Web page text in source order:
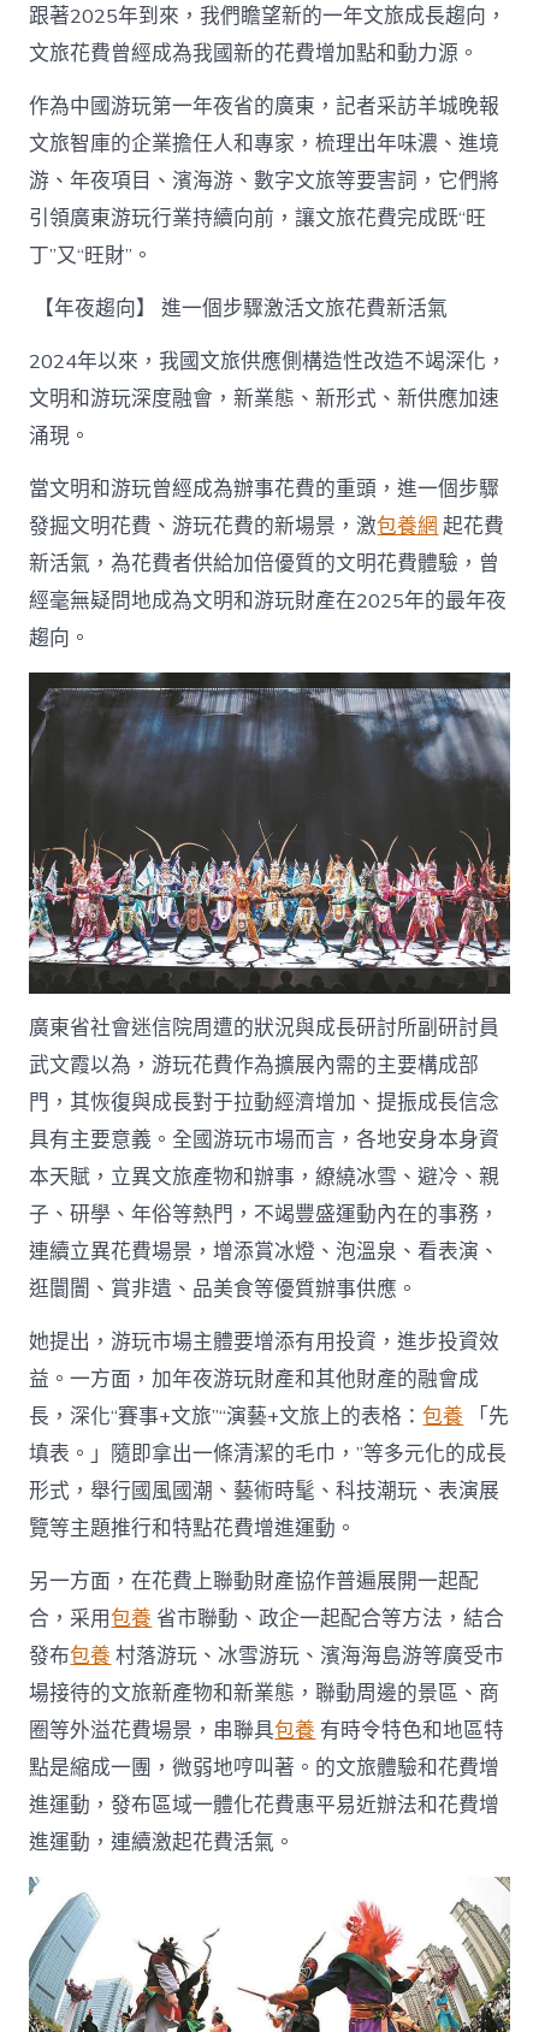
向
前
向
新〉
中
跟著2025年到來，我們瞻望新的一年文旅成長趨向，
文旅花費曾經成為我國新的花費增加點和動力源。
作為中國游玩第一年夜省的廣東，記者采訪羊城晚報
文旅智庫的企業擔任人和專家，梳理出年味濃、進境
游、年夜項目、濱海游、數字文旅等要害詞，它們將
引領廣東游玩行業持續向前，讓文旅花費完成既“旺
丁”又“旺財”。
【年夜趨向】 進一個步驟激活文旅花費新活氣
2024年以來，我國文旅供應側構造性改造不竭深化，
文明和游玩深度融會，新業態、新形式、新供應加速
涌現。
當文明和游玩曾經成為辦事花費的重頭，進一個步驟
發掘文明花費、游玩花費的新場景，激包養網 起花費
新活氣，為花費者供給加倍優質的文明花費體驗，曾
經毫無疑問地成為文明和游玩財產在2025年的最年夜
趨向。
廣東省社會迷信院周遭的狀況與成長研討所副研討員
武文霞以為，游玩花費作為擴展內需的主要構成部
門，其恢復與成長對于拉動經濟增加、提振成長信念
具有主要意義。全國游玩市場而言，各地安身本身資
本天賦，立異文旅產物和辦事，繚繞冰雪、避冷、親
子、研學、年俗等熱門，不竭豐盛運動內在的事務，
連續立異花費場景，增添賞冰燈、泡溫泉、看表演、
逛闤闠、賞非遺、品美食等優質辦事供應。
她提出，游玩市場主體要增添有用投資，進步投資效
益。一方面，加年夜游玩財產和其他財產的融會成
長，深化“賽事+文旅”“演藝+文旅上的表格：包養 「先
填表。」隨即拿出一條清潔的毛巾，”等多元化的成長
形式，舉行國風國潮、藝術時髦、科技潮玩、表演展
覽等主題推行和特點花費增進運動。
另一方面，在花費上聯動財產協作普遍展開一起配
合，采用包養 省市聯動、政企一起配合等方法，結合
發布包養 村落游玩、冰雪游玩、濱海海島游等廣受市
場接待的文旅新產物和新業態，聯動周邊的景區、商
圈等外溢花費場景，串聯具包養 有時令特色和地區特
點是縮成一團，微弱地哼叫著。的文旅體驗和花費增
進運動，發布區域一體化花費惠平易近辦法和花費增
進運動，連續激起花費活氣。